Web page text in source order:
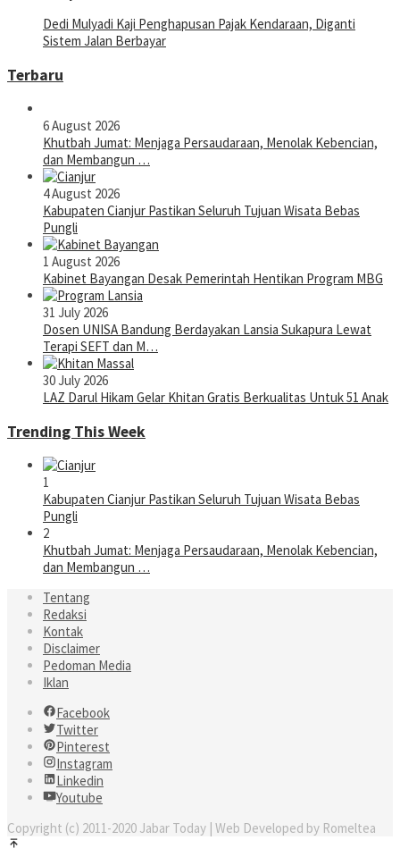
Dedi Mulyadi Kaji Penghapusan Pajak Kendaraan, Diganti
Sistem Jalan Berbayar
Terbaru
6 August 2026
Khutbah Jumat: Menjaga Persaudaraan, Menolak Kebencian,
dan Membangun …
4 August 2026
Kabupaten Cianjur Pastikan Seluruh Tujuan Wisata Bebas
Pungli
1 August 2026
Kabinet Bayangan Desak Pemerintah Hentikan Program MBG
31 July 2026
Dosen UNISA Bandung Berdayakan Lansia Sukapura Lewat
Terapi SEFT dan M…
30 July 2026
LAZ Darul Hikam Gelar Khitan Gratis Berkualitas Untuk 51 Anak
Trending This Week
1
Kabupaten Cianjur Pastikan Seluruh Tujuan Wisata Bebas
Pungli
2
Khutbah Jumat: Menjaga Persaudaraan, Menolak Kebencian,
dan Membangun …
Tentang
Redaksi
Kontak
Disclaimer
Pedoman Media
Iklan
Facebook
Twitter
Pinterest
Instagram
Linkedin
Youtube
Copyright (c) 2011-2020 Jabar Today | Web Developed by Romeltea